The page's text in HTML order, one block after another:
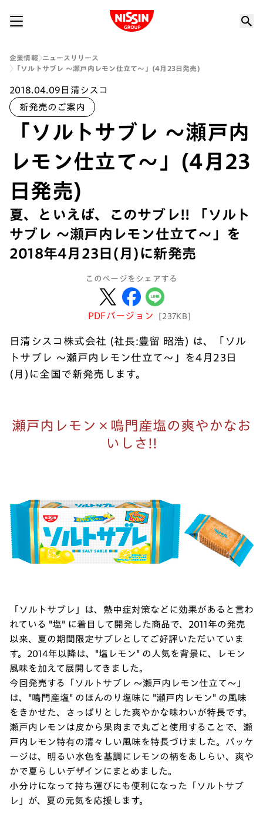
Nissin Group
企業情報
ニュースリリース
「ソルトサブレ ～瀬戸内レモン仕立て～」(4月23日発売)
2018.04.09 日清シスコ
新発売のご案内
「ソルトサブレ ～瀬戸内
レモン仕立て～」(4月23
日発売)
夏、といえば、このサブレ!! 「ソルト
サブレ ～瀬戸内レモン仕立て～」を
2018年4月23日(月)に新発売
このページをシェアする
PDFバージョン [237KB]
日清シスコ株式会社 (社長:豊留 昭浩) は、「ソル
トサブレ ～瀬戸内レモン仕立て～」を4月23日
(月)に全国で新発売します。
瀬戸内レモン×鳴門産塩の爽やかなお
いしさ!!
「ソルトサブレ」は、熱中症対策などに効果があると言わ
れている "塩" に着目して開発した商品で、2011年の発売
以来、夏の期間限定サブレとしてご好評いただいていま
す。2014年以降は、"塩レモン" の人気を背景に、レモン
風味を加えて展開してきました。
今回発売する「ソルトサブレ ～瀬戸内レモン仕立て～」
は、"鳴門産塩" のほんのり塩味に "瀬戸内レモン" の風味
をきかせた、さっぱりとした爽やかな味わいが特長です。
瀬戸内レモンは皮から果肉まで丸ごと使用することで、瀬
戸内レモン特有の清々しい風味を特長づけました。パッケ
ージは、明るい水色を基調にレモンの柄をあしらい、爽や
かで夏らしいデザインにまとめました。
小分けになって持ち運びにも便利になった「ソルトサブ
レ」が、夏の元気を応援します。